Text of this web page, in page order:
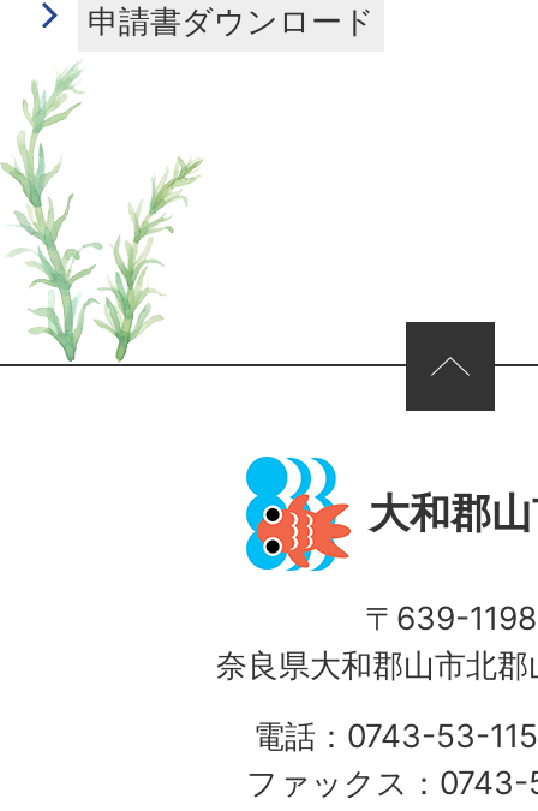
申請書ダウンロード
ページの先頭へ
大和郡
〒639-1198
奈良県大和郡山市北
電話：0743-53-
ファックス：